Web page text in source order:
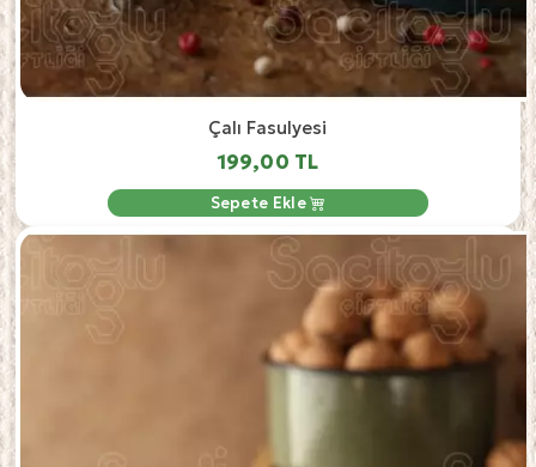
Çalı Fasulyesi
199,00 TL
Sepete Ekle